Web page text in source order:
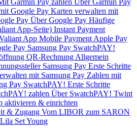
Google Pay Karten verwalten mit
Pay Über Google Pay Häufige
App-Seite) Instant Payment
App Mobile Payment Apple Pay
Pay Samsung Pay SwatchPAY!
QR-Rechnung Allgemein
Samsung Pay Erste Schritte
mit Samsung Pay Zahlen mit
Pay SwatchPAY! Erste Schritte
zahlen Über SwatchPAY! Twint
aktivieren & einrichten
& Zugang Vom LIBOR zum SARON
Lila Set Young